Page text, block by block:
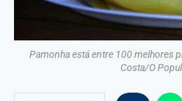
Pamonha está entre 100 melhores
Costa/O